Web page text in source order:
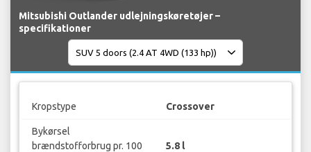
Mitsubishi Outlander udlejningskøretøjer –
specifikationer
Kropstype Crossover
Bykørsel
brændstofforbrug pr. 100
5.8 l